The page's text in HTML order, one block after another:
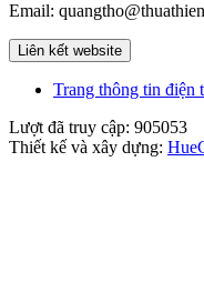
Email:
Liên kết website
Trang thông tin điện
Lượt đã truy cập: 905053
Thiết kế và xây dựng: